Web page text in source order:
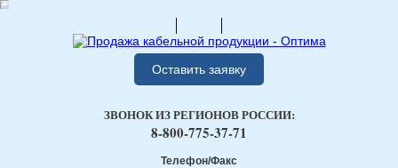
Оставить заявку
Телефон/Факс
ЗВОНОК ИЗ РЕГИОНОВ РОССИИ:
8-800-775-37-71